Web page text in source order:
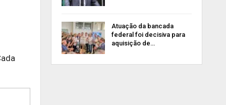
Atuação da bancada
federal foi decisiva para
aquisição de…